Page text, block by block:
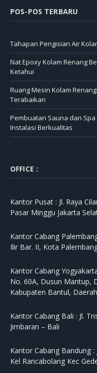
POS-POS TERBARU
Tahapan Pengisian Air
Nat Epoxy Kolam Renang
Ketahui
Ruang Mesin Kolam
Terabaikan
Pembuatan Sauna dan
Instalasi Berkualitas
OFFICE :
Kantor Pusat : Jl. Raya
Pasar Minggu Jakarta
Kantor Cabang
Ilir Bar. II, Kota
Kantor Cabang
No. 60A, Dusun Mantup,
Kabupaten Bantul,
Kantor Cabang Bali : Jl.
Jimbaran – Bali
Kantor Cabang Bandung :
Kel Rancabolang Kec